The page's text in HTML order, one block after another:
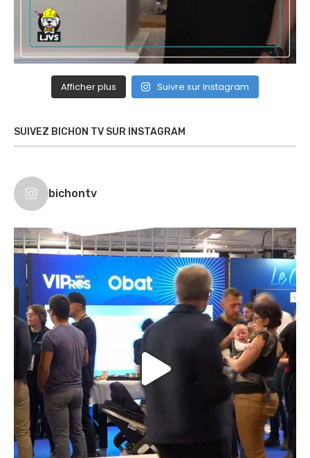
Afficher plus Suivre sur Instagram
SUIVEZ BICHON TV SUR INSTAGRAM
bichontv